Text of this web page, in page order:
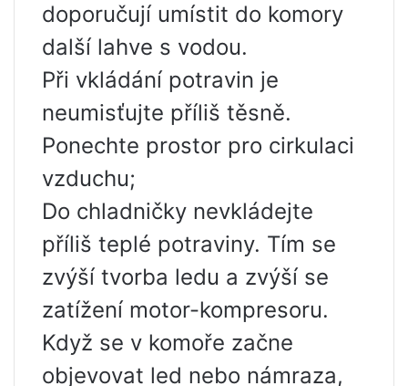
doporučují umístit do komory
další lahve s vodou.
Při vkládání potravin je
neumisťujte příliš těsně.
Ponechte prostor pro cirkulaci
vzduchu;
Do chladničky nevkládejte
příliš teplé potraviny. Tím se
zvýší tvorba ledu a zvýší se
zatížení motor-kompresoru.
Když se v komoře začne
objevovat led nebo námraza,